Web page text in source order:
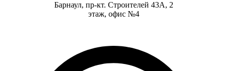
Барнаул, пр-кт. Строителей 43А, 2
этаж, офис №4